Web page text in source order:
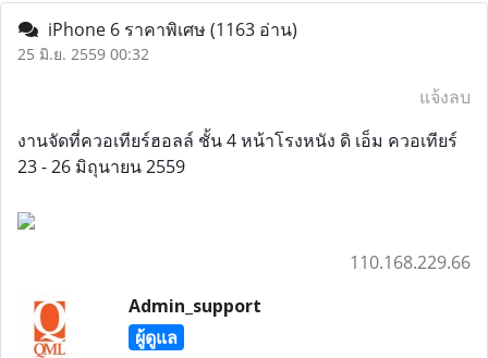
iPhone 6 ราคาพิเศษ (1163 อ่าน)
25 มิ.ย. 2559 00:32
แจ้งลบ
งานจัดที่ควอเทียร์ฮอลล์ ชั้น 4 หน้าโรงหนัง ดิ เอ็ม ควอเทียร์
23 - 26 มิถุนายน 2559
110.168.229.66
Admin_support
ผู้ดูแล